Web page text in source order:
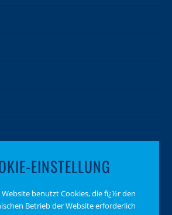
EINSTELLUNG
Website benutzt Cookies, die fï¿½r den
Betrieb der Website erforderlich